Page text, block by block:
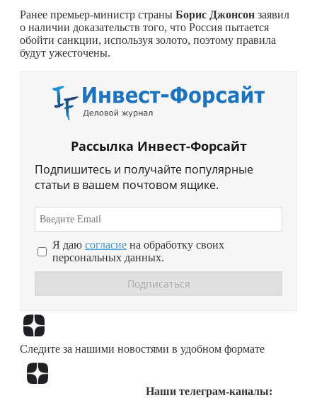
Ранее премьер-министр страны Борис Джонсон заявил
о наличии доказательств того, что Россия пытается
обойти санкции, используя золото, поэтому правила
будут ужесточены.
Рассылка Инвест-Форсайт
Подпишитесь и получайте популярные
статьи в вашем почтовом ящике.
Я даю согласие на обработку своих
персональных данных.
Следите за нашими новостями в удобном формате
Наши телеграм-каналы: